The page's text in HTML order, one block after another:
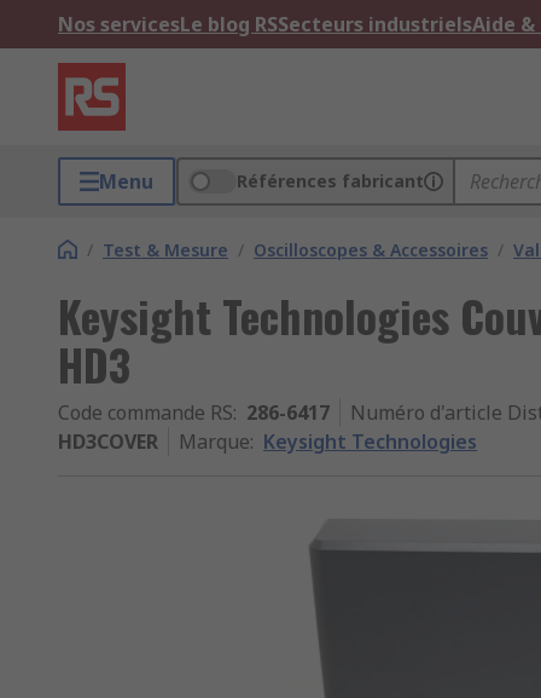
Nos servicesLe blog RSSecteurs industrielsAide
Menu Références fabricant
/ Test & Mesure / Oscilloscopes & Accessoires /
Keysight Technologies
HD3
Code commande RS: 286-6417 Numéro d'article
HD3COVER
Marque: Keysight Technologies